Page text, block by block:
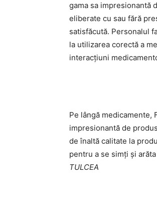
gama sa impresionantă
eliberate cu sau fără
satisfăcută. Personalul
la utilizarea corectă a
interacțiuni
Pe lângă medicamente,
impresionantă de
de înaltă calitate la
pentru a se simți și
TULCEA